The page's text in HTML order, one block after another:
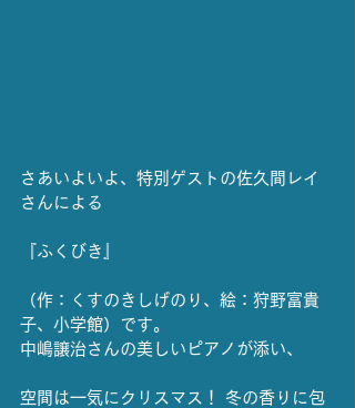
さあいよいよ、特別ゲストの佐久間レイ
さんによる
『ふくびき』
（作：くすのきしげのり、絵：狩野富貴
子、小学館）です。
中嶋譲治さんの美しいピアノが添い、
空間は一気にクリスマス！ 冬の香りに包